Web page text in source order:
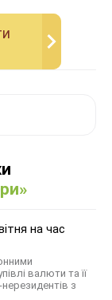
на час
валюти та її
з